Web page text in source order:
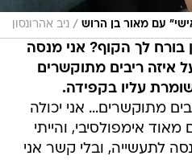
עם מאור בן הרוש / ניב אהרונסון
בורח לך הקוף? אני מנסה
איזה ריבים מתוקשרים
עליו בקפידה.
מתוקשרים... אני יכולה
אימפולסיבי, והייתי
לתעשייה, ובלי קשר אני